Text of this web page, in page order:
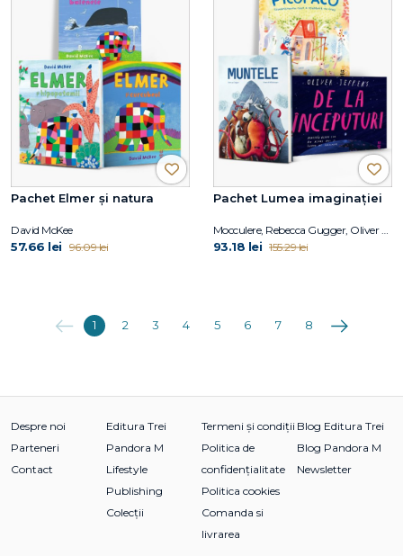
Pachet Elmer și natura
David McKee
57.66 lei 96.09 lei
Pachet Lumea imaginației
93.18 lei 155.29 lei
Anterioara
1 2 3 4 5 6 7 8 Următoarea
Despre noi
Parteneri
Contact
Editura Trei
Pandora M
Lifestyle
Publishing
Colecții
Termeni și condiții
Politica de
confidențialitate
Politica cookies
Comanda si
livrarea
Blog Editura Trei
Blog Pandora M
Newsletter